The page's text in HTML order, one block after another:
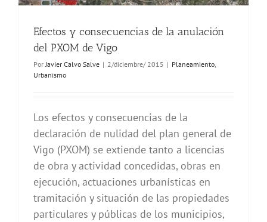
Efectos y consecuencias de la anulación
del PXOM de Vigo
Por Javier Calvo Salve | 2/diciembre/ 2015 | Planeamiento
Urbanismo
Los efectos y consecuencias de la
declaración de nulidad del plan general de
Vigo (PXOM) se extiende tanto a licencias
de obra y actividad concedidas, obras en
ejecución, actuaciones urbanísticas en
tramitación y situación de las propiedades
particulares y públicas de los municipios,